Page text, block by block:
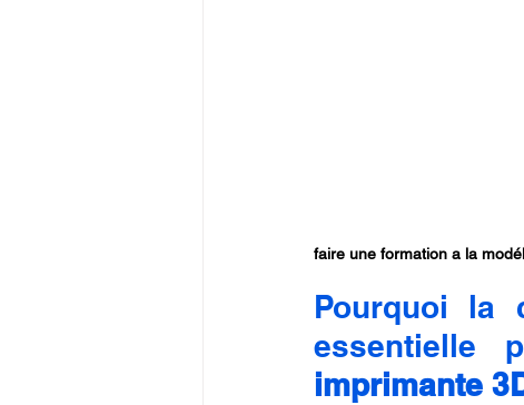
faire une formation a la
Pourquoi la
essentielle
imprimante